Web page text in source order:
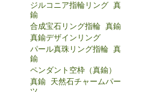
ジルコニア指輪リング 真
鍮
合成宝石リング指輪 真鍮
真鍮デザインリング
パール真珠リング指輪 真
鍮
ペンダント空枠（真鍮）
真鍮 天然石チャームパー